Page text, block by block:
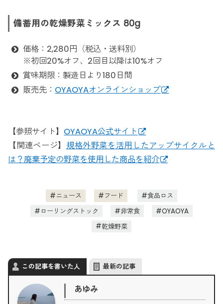
備蓄用の乾燥野菜ミックス 80g
価格：2,280円（税込・送料別）
※初回20%オフ、2回目以降は10%オフ
賞味期限：製造日より180日間
販売先： OYAOYAオンラインショップ
【参照サイト】 OYAOYA公式サイト
【関連ページ】 規格外野菜を活用したアップサイクルと
は？廃棄予定の野菜を使用した商品を紹介
ニュース フード
食品ロス
ローリングストック
非常食
OYAOYA
乾燥野菜
この記事を書いた人 最新の記事
あゆみ